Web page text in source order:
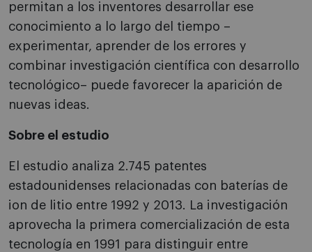
permitan a los inventores desarrollar ese
conocimiento a lo largo del tiempo –
experimentar, aprender de los errores y
combinar investigación científica con desarrollo
tecnológico– puede favorecer la aparición de
nuevas ideas.
Sobre el estudio
El estudio analiza 2.745 patentes
estadounidenses relacionadas con baterías de
ion de litio entre 1992 y 2013. La investigación
aprovecha la primera comercialización de esta
tecnología en 1991 para distinguir entre